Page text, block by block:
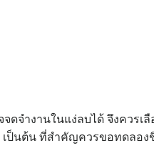
จำงานในแง่ลบได้ จึงควร
ป็นต้น ที่สำคัญควรขอทดลอ